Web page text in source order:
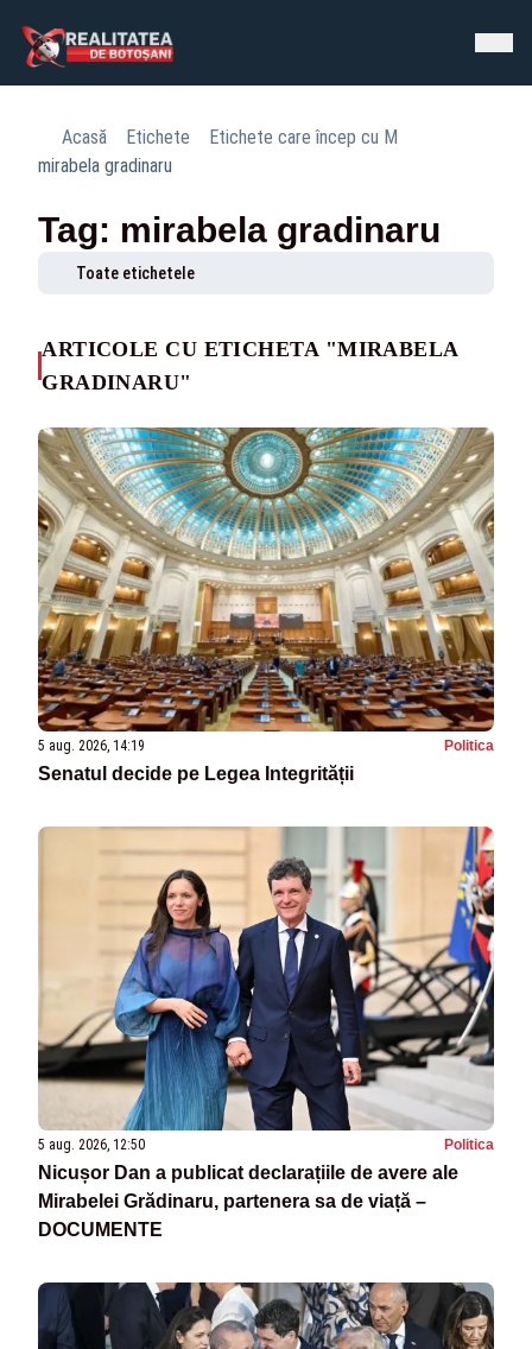
Acasă Etichete
Etichete care încep cu M
mirabela gradinaru
Tag: mirabela gradinaru
Toate etichetele
ARTICOLE CU ETICHETA "MIRABELA
GRADINARU"
5 aug. 2026, 14:19 Politica
Senatul decide pe Legea Integrității
5 aug. 2026, 12:50 Politica
Nicușor Dan a publicat declarațiile de avere ale
Mirabelei Grădinaru, partenera sa de viață –
DOCUMENTE